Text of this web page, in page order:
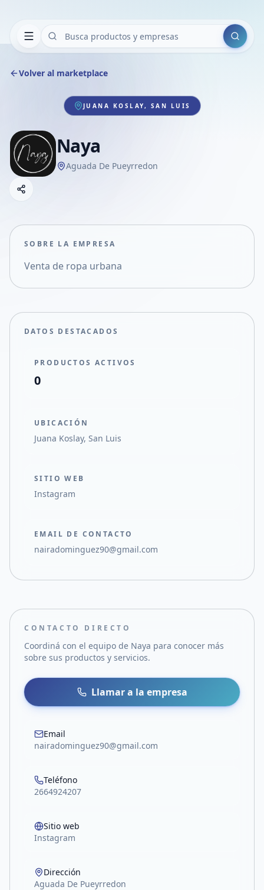
Buscar
Volver al marketplace
JUANA KOSLAY, SAN LUIS
Naya
Aguada De Pueyrredon
Compartir empresa
Compartir en X
SOBRE LA EMPRESA
Venta de ropa urbana
DATOS DESTACADOS
PRODUCTOS ACTIVOS
0
UBICACIÓN
Juana Koslay, San Luis
SITIO WEB
Instagram
EMAIL DE CONTACTO
nairadominguez90@gmail.com
CONTACTO DIRECTO
Coordiná con el equipo de Naya para conocer más
sobre sus productos y servicios.
Llamar a la empresa
Email
nairadominguez90@gmail.com
Teléfono
2664924207
Sitio web
Instagram
Dirección
Aguada De Pueyrredon